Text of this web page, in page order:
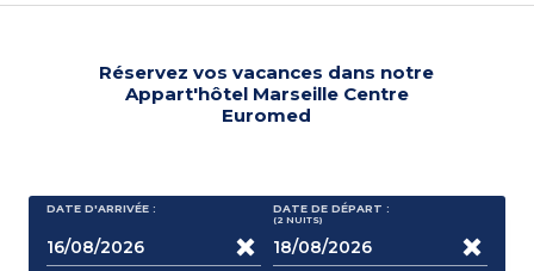
Réservez vos vacances dans notre
Appart'hôtel Marseille Centre
Euromed
DATE D'ARRIVÉE : DATE DE DÉPART :
(2 NUITS)